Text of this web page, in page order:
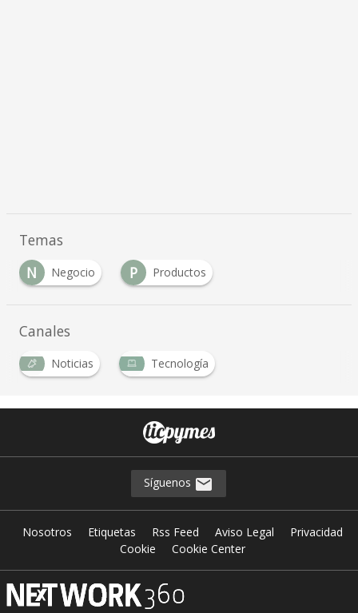
Temas
N
Negocio P
Productos
Canales
Noticias
Tecnología
Síguenos
Nosotros Etiquetas Rss Feed Aviso Legal
Privacidad
Cookie
Cookie Center